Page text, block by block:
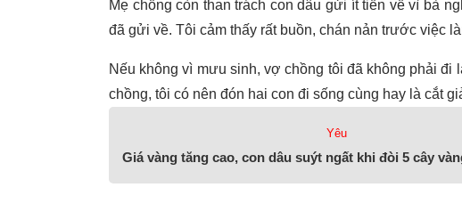
Mẹ chồng còn than trách con dâu gửi ít tiền về vì bà
đã gửi về. Tôi cảm thấy rất buồn, chán nản trước việc
Nếu không vì mưu sinh, vợ chồng tôi đã không phải
chồng, tôi có nên đón hai con đi sống cùng hay là cắt
Yêu
Giá vàng tăng cao, con dâu suýt ngất khi đòi 5 cây